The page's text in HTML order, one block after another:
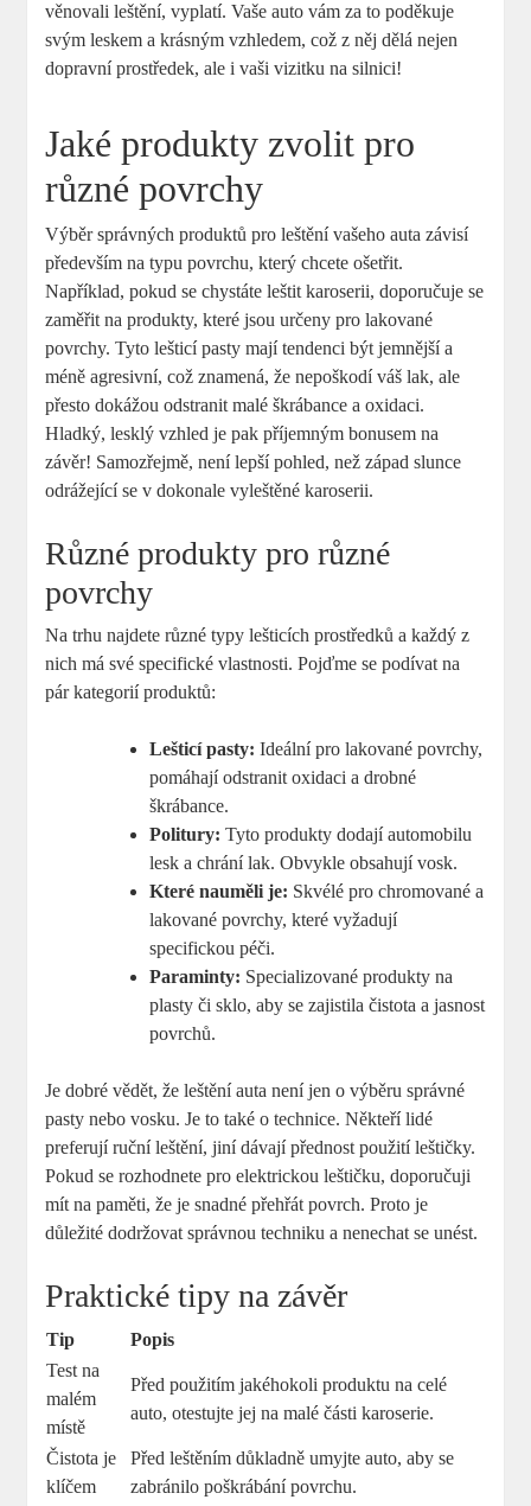
věnovali leštění, vyplatí. Vaše auto vám za to poděkuje
svým leskem a krásným vzhledem, což z něj dělá nejen
dopravní prostředek, ale i vaši vizitku na silnici!
Jaké produkty zvolit pro
různé povrchy
Výběr správných produktů pro leštění vašeho auta závisí
především na typu povrchu, který chcete ošetřit.
Například, pokud se chystáte leštit karoserii, doporučuje se
zaměřit na produkty, které jsou určeny pro lakované
povrchy. Tyto lešticí pasty mají tendenci být jemnější a
méně agresivní, což znamená, že nepoškodí váš lak, ale
přesto dokážou odstranit malé škrábance a oxidaci.
Hladký, lesklý vzhled je pak příjemným bonusem na
závěr! Samozřejmě, není lepší pohled, než západ slunce
odrážející se v dokonale vyleštěné karoserii.
Různé produkty pro různé
povrchy
Na trhu najdete různé typy lešticích prostředků a každý z
nich má své specifické vlastnosti. Pojďme se podívat na
pár kategorií produktů:
Lešticí pasty: Ideální pro lakované povrchy,
pomáhají odstranit oxidaci a drobné
škrábance.
Politury: Tyto produkty dodají automobilu
lesk a chrání lak. Obvykle obsahují vosk.
Které nauměli je: Skvélé pro chromované a
lakované povrchy, které vyžadují
specifickou péči.
Paraminty: Specializované produkty na
plasty či sklo, aby se zajistila čistota a jasnost
povrchů.
Je dobré vědět, že leštění auta není jen o výběru správné
pasty nebo vosku. Je to také o technice. Někteří lidé
preferují ruční leštění, jiní dávají přednost použití leštičky.
Pokud se rozhodnete pro elektrickou leštičku, doporučuji
mít na paměti, že je snadné přehřát povrch. Proto je
důležité dodržovat správnou techniku a nenechat se unést.
Praktické tipy na závěr
Tip
Popis
Test na
malém
místě
Před použitím jakéhokoli produktu na celé
auto, otestujte jej na malé části karoserie.
Čistota je
klíčem
Před leštěním důkladně umyjte auto, aby se
zabránilo poškrábání povrchu.